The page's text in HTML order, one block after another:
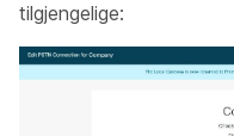
tilgjengelige: